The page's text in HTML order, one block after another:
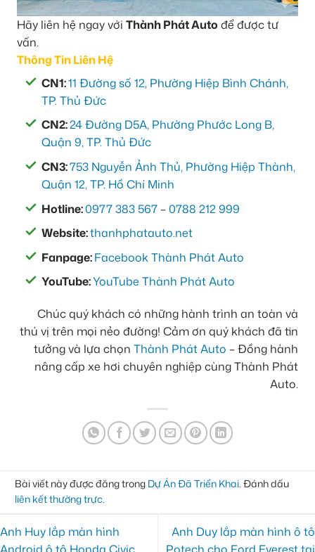
Hãy liên hệ ngay với Thành Phát Auto để được tư
vấn.
Thông Tin Liên Hệ
CN1:11 Đường số 12, Phường Hiệp Bình Chánh,
TP. Thủ Đức
CN2:24 Đường D5A, Phường Phước Long B,
Quận 9, TP. Thủ Đức
CN3:753 Nguyễn Ảnh Thủ, Phường Hiệp Thành,
Quận 12, TP. Hồ Chí Minh
Hotline:0977 383 567 –0788 212 999
Website:thanhphatauto.net
Fanpage:Facebook Thành Phát Auto
YouTube:YouTube Thành Phát Auto
Chúc quý khách có những hành trình an toàn và
thú vị trên mọi nẻo đường! Cảm ơn quý khách đã tin
tưởng và lựa chọn Thành Phát Auto – Đồng hành
nâng cấp xe hơi chuyên nghiệp cùng Thành Phát
Auto.
Bài viết này được đăng trong Dự Án Đã Triển Khai. Đánh dấu
liên kết thường trực.
Anh Huy lắp màn hình
Anh Duy lắp màn hình ô tô